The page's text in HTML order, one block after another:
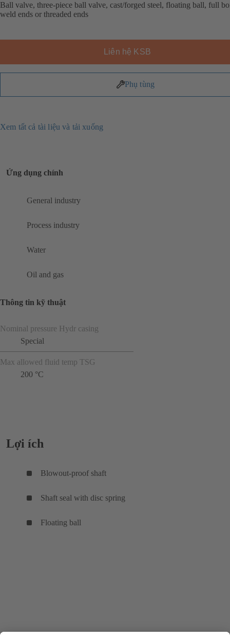
Ball valve, three-piece ball valve, cast/forged steel, floating ball, full
weld ends or threaded ends
Liên hệ KSB
Phụ tùng
Xem tất cả tài liệu và tải xuống
Ứng dụng chính
General industry
Process industry
Water
Oil and gas
Thông tin kỹ thuật
Nominal pressure Hydr casing
Special
Max allowed fluid temp TSG
200 °C
Lợi ích
Blowout-proof shaft
Shaft seal with disc spring
Floating ball